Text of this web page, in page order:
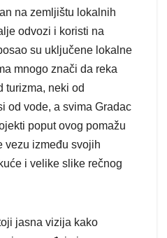
na zemljištu lokalnih
odvozi i koristi na
su uključene lokalne
mnogo znači da reka
turizma, neki od
od vode, a svima Gradac
poput ovog pomažu
vezu između svojih
i velike slike rečnog
jasna vizija kako